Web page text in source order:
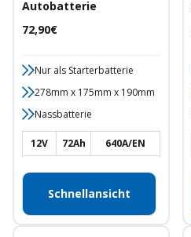
Autobatterie
Angebotspreis
72,90€
Nur als Starterbatterie
278mm x 175mm x 190mm
Nassbatterie
12V 72Ah 640A/EN
Schnellansicht